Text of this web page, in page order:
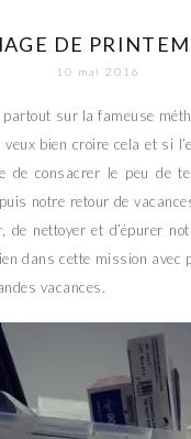
DE
10 mai 2016
sur la fameuse
bien croire cela et si
de consacrer le peu de
notre retour de
de nettoyer et d’épurer
dans cette mission avec
vacances.